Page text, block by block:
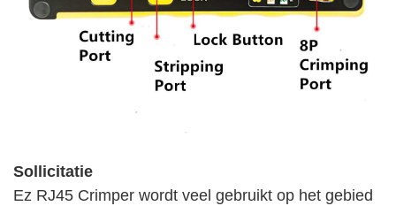
Sollicitatie
Ez RJ45 Crimper wordt veel gebruikt op het gebied